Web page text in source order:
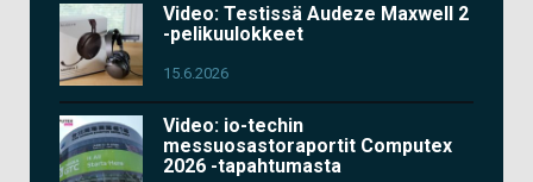
Video: Testissä Audeze Maxwell 2
-pelikuulokkeet
15.6.2026
Video: io-techin
messuosastoraportit Computex
2026 -tapahtumasta